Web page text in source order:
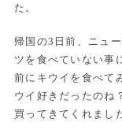
た。
帰国の3日前、ニュ
ツを食べていない事
前にキウイを食べて
ウイ好きだったのね
買ってきてくれまし